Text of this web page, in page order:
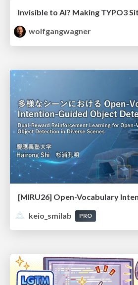
wolfgangwagner
keio_smilab
PRO